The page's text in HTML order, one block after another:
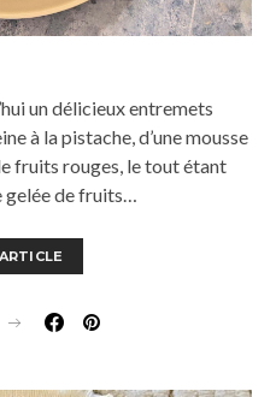
un délicieux entremets
à la pistache, d’une mousse
fruits rouges, le tout étant
gelée de fruits…